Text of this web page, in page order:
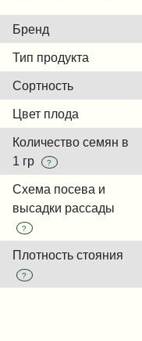
Бренд
Тип продукта
Сортность
Цвет плода
Количество семян в
1 гр
?
Схема посева и
высадки рассады
?
Плотность стояния
?